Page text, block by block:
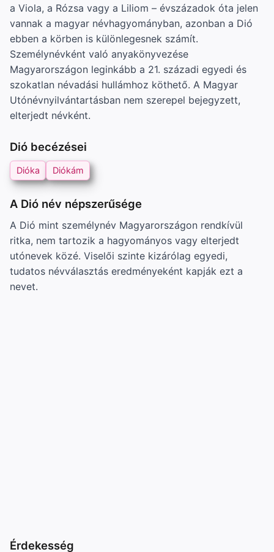
a Viola, a Rózsa vagy a Liliom – évszázadok óta jelen
vannak a magyar névhagyományban, azonban a Dió
ebben a körben is különlegesnek számít.
Személynévként való anyakönyvezése
Magyarországon leginkább a 21. századi egyedi és
szokatlan névadási hullámhoz köthető. A Magyar
Utónévnyilvántartásban nem szerepel bejegyzett,
elterjedt névként.
Dió becézései
Dióka Diókám
A Dió név népszerűsége
A Dió mint személynév Magyarországon rendkívül
ritka, nem tartozik a hagyományos vagy elterjedt
utónevek közé. Viselői szinte kizárólag egyedi,
tudatos névválasztás eredményeként kapják ezt a
nevet.
Érdekesség